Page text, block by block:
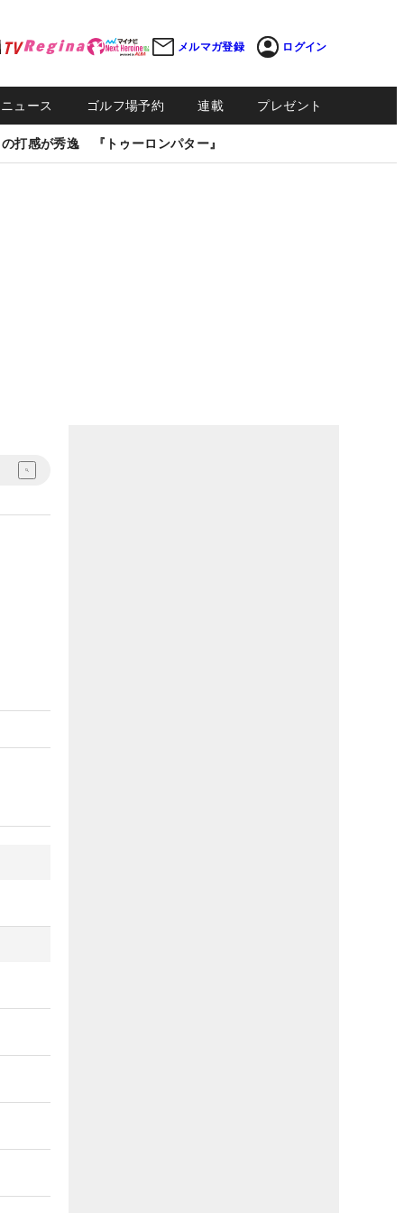
メルマガ登録 ログイン
ュース ゴルフ場予約 連載 プレゼント
打感が秀逸 『トゥーロンパター』